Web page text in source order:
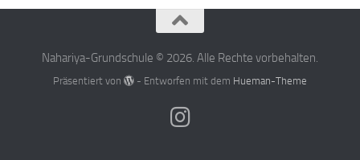
Nahariya-Grundschule © 2026. Alle Rechte vorbehalten.
Präsentiert von - Entworfen mit dem Hueman-Theme